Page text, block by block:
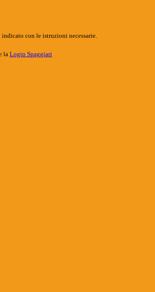
con le istruzioni necessarie.
la Login Spaggiari